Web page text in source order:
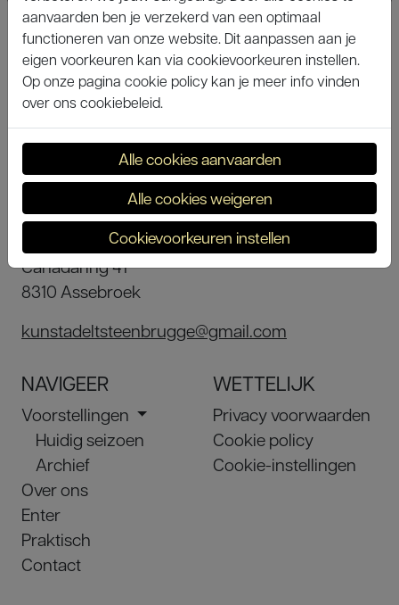
KUNST ADELT
Toneelzaal Zeven Torentjes
Canadaring 41
8310 Assebroek
kunstadeltsteenbrugge@gmail.com
NAVIGEER
Voorstellingen
Huidig seizoen
Archief
Over ons
Enter
Praktisch
Contact
WETTELIJK
Privacy voorwaarden
Cookie policy
Cookie-instellingen
aanvaarden ben je verzekerd van een optimaal
functioneren van onze website. Dit aanpassen aan je
eigen voorkeuren kan via cookievoorkeuren instellen.
Op onze pagina cookie policy kan je meer info vinden
over ons cookiebeleid.
Alle cookies aanvaarden
Alle cookies weigeren
Cookievoorkeuren instellen